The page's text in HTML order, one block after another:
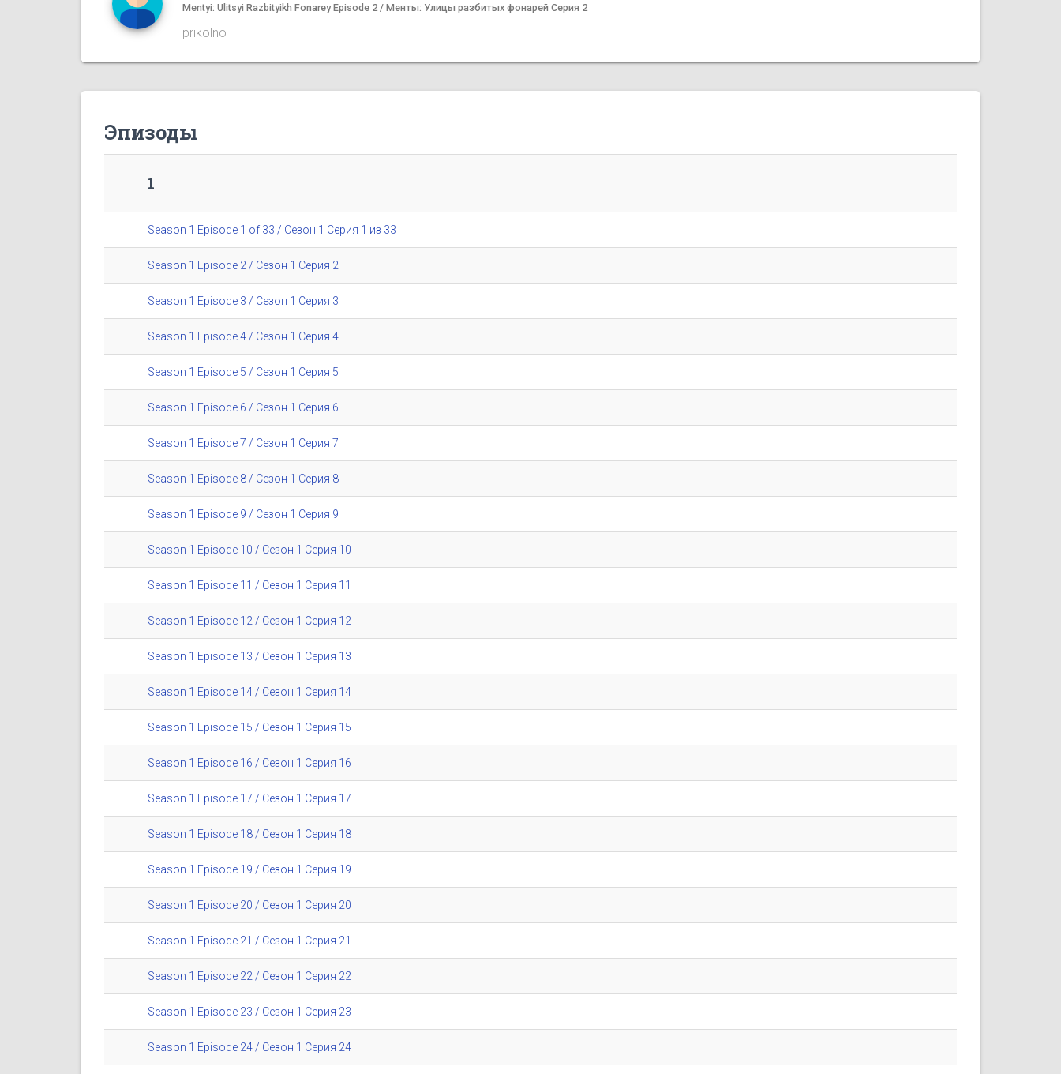
Mentyi: Ulitsyi Razbityikh Fonarey Episode 2 / Менты: Улицы разбитых фонарей Серия 2
prikolno
Эпизоды
1
Season 1 Episode 1 of 33 / Сезон 1 Серия 1 из 33
Season 1 Episode 2 / Сезон 1 Серия 2
Season 1 Episode 3 / Сезон 1 Серия 3
Season 1 Episode 4 / Сезон 1 Серия 4
Season 1 Episode 5 / Сезон 1 Серия 5
Season 1 Episode 6 / Сезон 1 Серия 6
Season 1 Episode 7 / Сезон 1 Серия 7
Season 1 Episode 8 / Сезон 1 Серия 8
Season 1 Episode 9 / Сезон 1 Серия 9
Season 1 Episode 10 / Сезон 1 Серия 10
Season 1 Episode 11 / Сезон 1 Серия 11
Season 1 Episode 12 / Сезон 1 Серия 12
Season 1 Episode 13 / Сезон 1 Серия 13
Season 1 Episode 14 / Сезон 1 Серия 14
Season 1 Episode 15 / Сезон 1 Серия 15
Season 1 Episode 16 / Сезон 1 Серия 16
Season 1 Episode 17 / Сезон 1 Серия 17
Season 1 Episode 18 / Сезон 1 Серия 18
Season 1 Episode 19 / Сезон 1 Серия 19
Season 1 Episode 20 / Сезон 1 Серия 20
Season 1 Episode 21 / Сезон 1 Серия 21
Season 1 Episode 22 / Сезон 1 Серия 22
Season 1 Episode 23 / Сезон 1 Серия 23
Season 1 Episode 24 / Сезон 1 Серия 24